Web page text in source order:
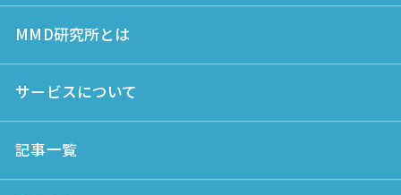
MMD研究所とは
サービスについて
記事一覧